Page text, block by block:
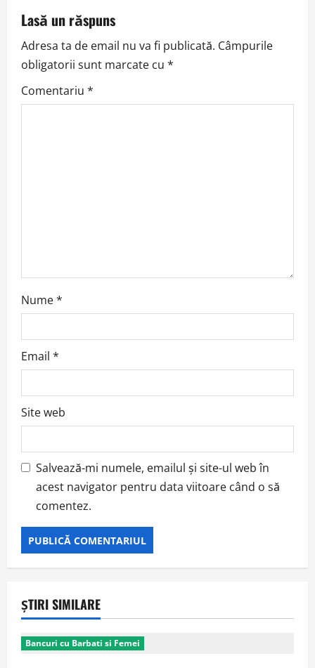
a
v
i
g
Lasă un răspuns
Adresa ta de email nu va fi publicată. Câmpurile
obligatorii sunt marcate cu *
Comentariu *
Nume*
Email *
Site web
Salvează-mi numele, emailul și site-ul web în
acest navigator pentru data viitoare când o să
comentez.
ȘTIRI SIMILARE
Bancuri cu Barbati si Femei